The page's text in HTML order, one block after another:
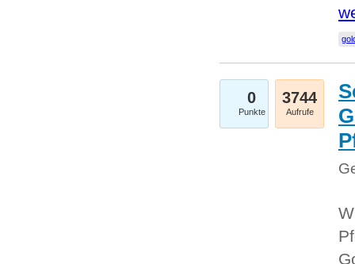
0
Punkte
3744
Aufrufe